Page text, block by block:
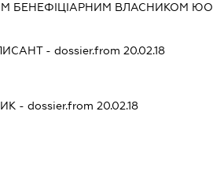
БЕНЕФІЦІАРНИМ ВЛАСНИКОМ ЮО
- dossier.from 20.02.18
- dossier.from 20.02.18